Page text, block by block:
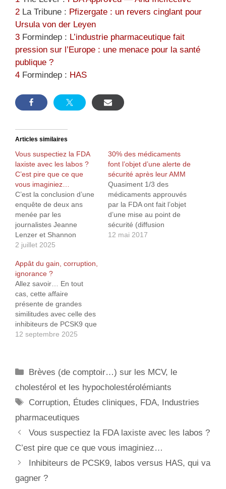
2 La Tribune : Pfizergate : un revers cinglant pour
Ursula von der Leyen
3 Formindep : L’industrie pharmaceutique fait
pression sur l’Europe : une menace pour la santé
publique ?
4 Formindep : HAS
Articles similaires
Vous suspectiez la FDA
laxiste avec les labos ?
C’est pire que ce que
vous imaginiez…
C’est la conclusion d’une
enquête de deux ans
menée par les
journalistes Jeanne
Lenzer et Shannon
Brownlee, spécialisées
Celle-ci, en deux parties,
a été publié sur le site
The Lever et est
accessible gratuitement
après inscription. La
première partie1 prend
plus particulièrement
pour exemple certains
2 juillet 2025
30% des médicaments
font l’objet d’une alerte de
sécurité après leur AMM
Quasiment 1/3 des
médicaments approuvés
par la FDA ont fait l’objet
d’une mise au point de
sécurité (diffusion
d’alerte, modification de
12 mai 2017
Appât du gain, corruption,
ignorance ?
Allez savoir… En tout
cas, cette affaire
présente de grandes
similitudes avec celle des
inhibiteurs de PCSK9 que
j’ai relaté dans un
médicament censé
retarder la progression
d’Alzheimer. Celui-ci est
autorisé depuis janvier
2023 aux États-Unis,
malgré…
12 septembre 2025
Catégories
Brèves (de comptoir…) sur les MCV, le
cholestérol et les hypocholestérolémiants
Étiquettes
Corruption, Études cliniques, FDA, Industries
pharmaceutiques
Vous suspectiez la FDA laxiste avec les labos ?
C’est pire que ce que vous imaginiez…
Inhibiteurs de PCSK9, labos versus HAS, qui va
gagner ?